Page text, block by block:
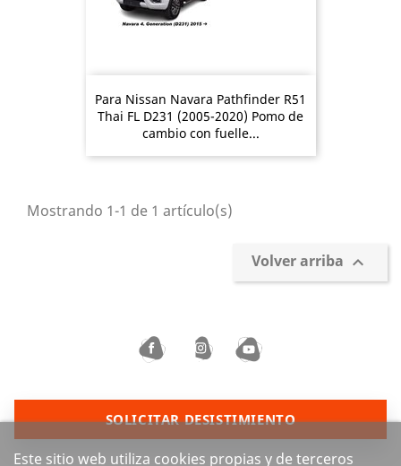
Para Nissan Navara Pathfinder R51
Thai FL D231 (2005-2020) Pomo de
cambio con fuelle...
Mostrando 1-1 de 1 artículo(s)
Volver arriba 
Este sitio web utiliza cookies propias y de terceros
SOLICITAR DESISTIMIENTO